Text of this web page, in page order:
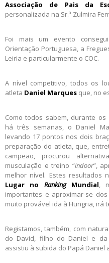
Associação de Pais da
personalizada na Sr.ª Zulmira
Foi mais um evento
Orientação Portuguesa, a
Leiria e particularmente o COC.
A nível competitivo, todos os
atleta Daniel Marques que, no
Como todos sabem, durante os
há três semanas, o Daniel
levando 17 pontos nos dois
preparação do atleta, que,
campeão, procurou
musculação e treino “indoor”,
melhor nível. Estes resultados
Lugar no RankingMundial,
importantes e aproximar-se
muito provável ida à Hungria, irá
Registamos, também, com
do David, filho do Daniel e
assistiu à subida do Papá Daniel